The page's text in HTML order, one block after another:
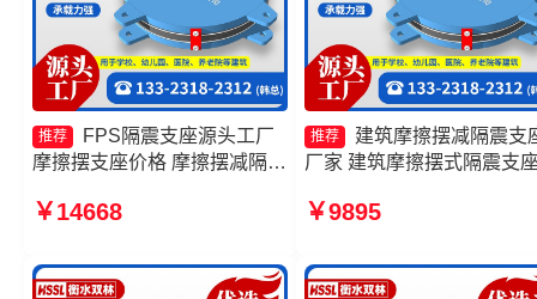
推荐
FPS隔震支座源头工厂
摩擦摆支座价格 摩擦摆减隔震
支座FPSII-5000-400-4.11源
￥14668
推荐
建筑摩擦摆减隔震支
厂家 建筑摩擦摆式隔震支
摩擦摆支座JZQZ-15000多
￥9895